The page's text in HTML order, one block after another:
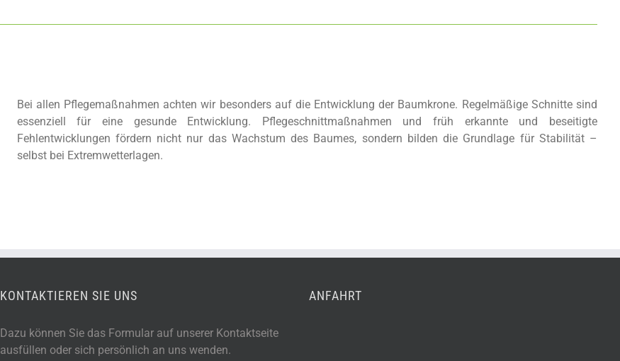
Bei allen Pflegemaßnahmen achten wir besonders auf die Entwicklung der Baumkrone. Regelmäßige Schnitte sind
essenziell für eine gesunde Entwicklung. Pflegeschnittmaßnahmen und früh erkannte und beseitigte
Fehlentwicklungen fördern nicht nur das Wachstum des Baumes, sondern bilden die Grundlage für Stabilität –
selbst bei Extremwetterlagen.
KONTAKTIEREN SIE UNS
Dazu können Sie das Formular auf unserer Kontaktseite
ausfüllen oder sich persönlich an uns wenden.
ANFAHRT